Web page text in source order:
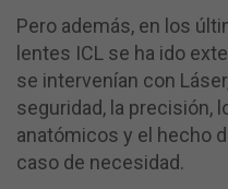
Pero además, en los
lentes ICL se ha ido
se intervenían con
seguridad, la precisión,
anatómicos y el hecho
caso de necesidad.